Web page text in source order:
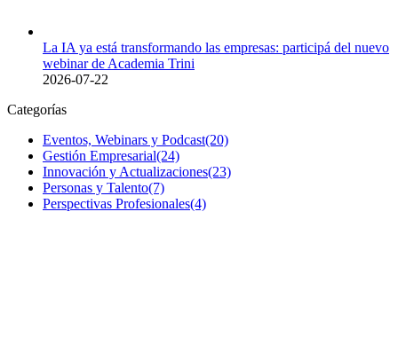
La IA ya está transformando las empresas: participá del nuevo
webinar de Academia Trini
2026-07-22
Categorías
Eventos, Webinars y Podcast(20)
Gestión Empresarial(24)
Innovación y Actualizaciones(23)
Personas y Talento(7)
Perspectivas Profesionales(4)